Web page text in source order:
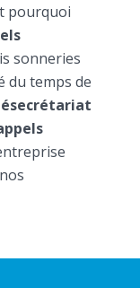
pourquoi
sonneries
du temps de